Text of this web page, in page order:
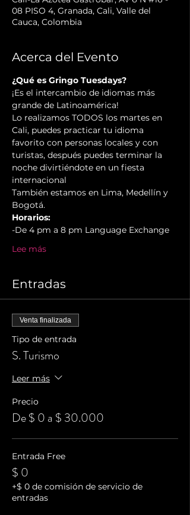
08 PISO 4, Granada, Cali, Valle del
Cauca, Colombia
Acerca del Evento
¿Qué es Gringo Tuesdays?
¡Es el intercambio de idiomas más
grande de Latinoamérica!
Lo realizamos TODOS los martes en
Cali, puedes practicar tu idioma
favorito con personas locales y con
turistas, después puedes terminar la
noche divirtiéndote en un fiesta
internacional
También estamos en Lima, Medellín y
Bogotá.
Horarios:
-De 4 pm a 8 pm Language Exchange
Lee más
Entradas
Venta finalizada
Tipo de entrada
S. Turismo
Leer más
Precio
De $ 0 a $ 30.000
Entrada Free
$ 0
+$ 0 de comisión de servicio de
entradas